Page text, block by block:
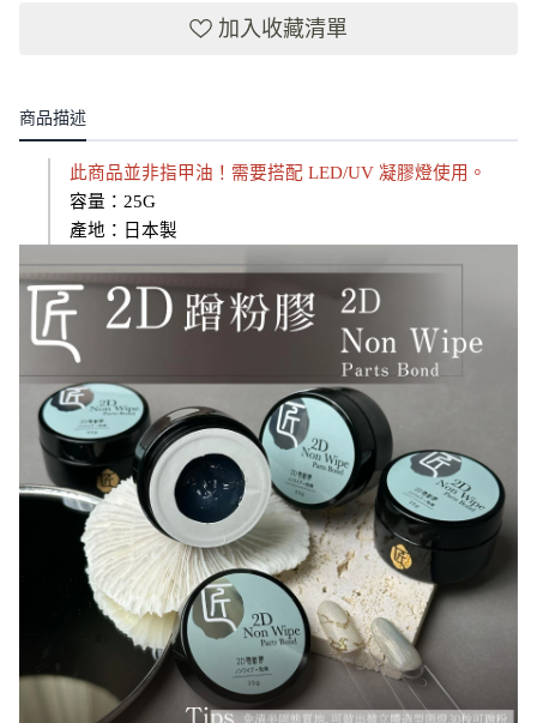
加入收藏清單
商品描述
此商品並非指甲油！需要搭配 LED/UV 凝膠燈使用。
容量：25G
產地：日本製